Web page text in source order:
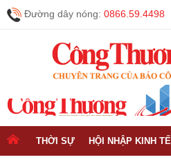
Đường dây nóng: 0866.59.4498
THỜI SỰ HỘI NHẬP KINH TẾ